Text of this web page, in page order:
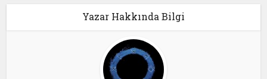
Yazar Hakkında Bilgi